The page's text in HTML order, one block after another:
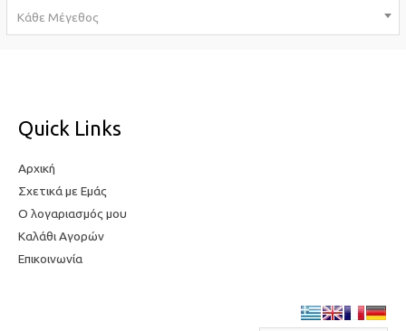
Κάθε Μέγεθος
Quick Links
Αρχική
Σχετικά με Εμάς
Ο λογαριασμός μου
Καλάθι Αγορών
Επικοινωνία